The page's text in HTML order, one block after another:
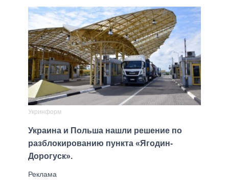
Укринформ
Украина и Польша нашли решение по
разблокированию пункта «Ягодин-
Дорогуск».